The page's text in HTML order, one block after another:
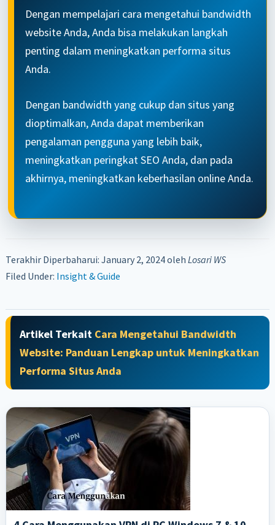
Dengan mempelajari cara mengetahui bandwidth
website Anda, Anda bisa melakukan langkah
penting dalam meningkatkan performa situs
Anda.
Dengan bandwidth yang cukup dan situs yang
dioptimalkan, Anda dapat memberikan
pengalaman pengguna yang lebih baik,
meningkatkan peringkat SEO Anda, dan pada
akhirnya, meningkatkan keberhasilan online Anda.
Terakhir Diperbaharui: January 2, 2024oleh Losari WS
Filed Under: Insight & Guide
Artikel Terkait Cara Mengetahui Bandwidth
Website: Panduan Lengkap untuk Meningkatkan
Performa Situs Anda